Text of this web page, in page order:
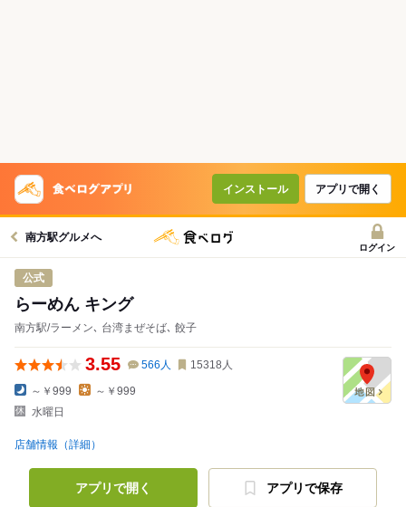
インストール アプリで開く
南方駅グルメへ
ログイン
公式
らーめん キング
南方駅/ラーメン､ 台湾まぜそば､ 餃子
3.55 566 人 15318 人
～￥999
～￥999
水曜日
店舗情報（詳細）
アプリで開く アプリで保存